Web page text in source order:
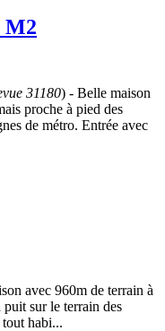
M2
31180) - Belle maison
proche à pied des
de métro. Entrée avec
avec 960m de terrain à
sur le terrain des
habi...